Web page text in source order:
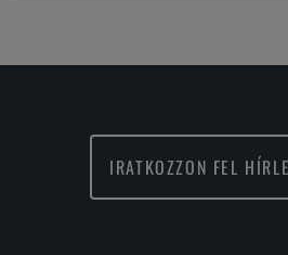
IRATKOZZON FEL